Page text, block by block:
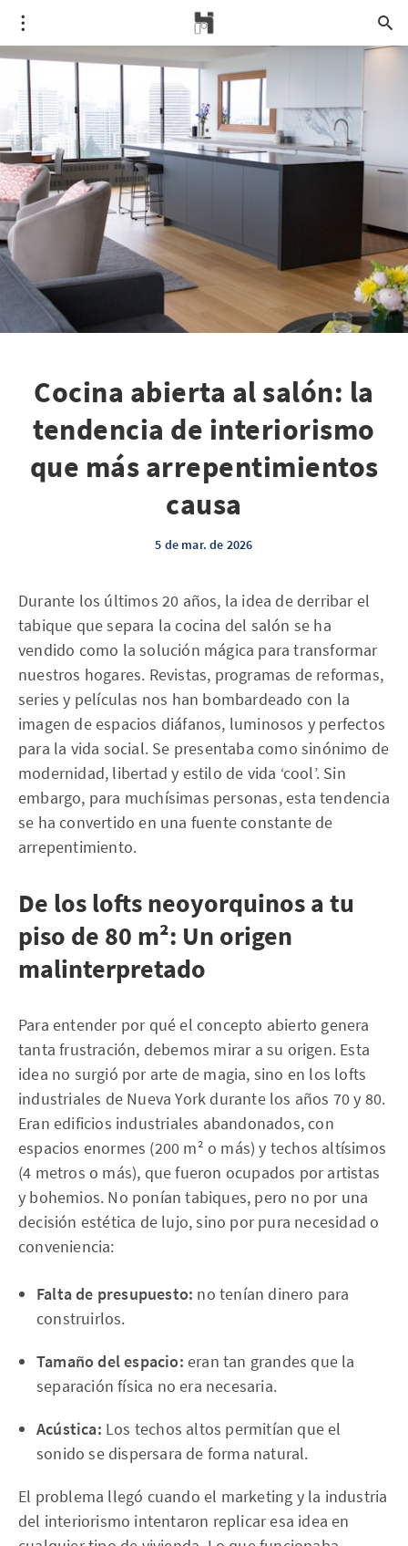
Cocina abierta al salón: la
tendencia de interiorismo
que más arrepentimientos
causa
5 de mar. de 2026
Durante los últimos 20 años, la idea de derribar el
tabique que separa la cocina del salón se ha
vendido como la solución mágica para transformar
nuestros hogares. Revistas, programas de reformas,
series y películas nos han bombardeado con la
imagen de espacios diáfanos, luminosos y perfectos
para la vida social. Se presentaba como sinónimo de
modernidad, libertad y estilo de vida ‘cool’. Sin
embargo, para muchísimas personas, esta tendencia
se ha convertido en una fuente constante de
arrepentimiento.
De los lofts neoyorquinos a tu
piso de 80 m²: Un origen
malinterpretado
Para entender por qué el concepto abierto genera
tanta frustración, debemos mirar a su origen. Esta
idea no surgió por arte de magia, sino en los lofts
industriales de Nueva York durante los años 70 y 80.
Eran edificios industriales abandonados, con
espacios enormes (200 m² o más) y techos altísimos
(4 metros o más), que fueron ocupados por artistas
y bohemios. No ponían tabiques, pero no por una
decisión estética de lujo, sino por pura necesidad o
conveniencia:
Falta de presupuesto: no tenían dinero para
construirlos.
Tamaño del espacio: eran tan grandes que la
separación física no era necesaria.
Acústica: Los techos altos permitían que el
sonido se dispersara de forma natural.
El problema llegó cuando el marketing y la industria
del interiorismo intentaron replicar esa idea en